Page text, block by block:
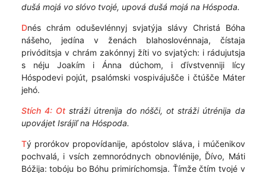
dušá mojá vo slóvo tvojé, upová dušá mojá na Hóspoda.
Dnés chrám oduševlénnyj svjatýja slávy Christá Bóha
nášeho, jedína v ženách blahoslovénnaja, čístaja
privóditsja v chrám zakónnyj žíti vo svjatých: i rádujutsja
s néju Joakím i Ánna dúchom, i ďívstvenniji lícy
Hóspodevi pojút, psalómski vospivájušče i čtúšče Máter
jehó.
Stích 4: Ot stráži útrenija do nóšči, ot stráži útrénija da
upovájet Isrájiľ na Hóspoda.
Tý prorókov propovídanije, apóstolov sláva, i múčenikov
pochvalá, i vsích zemnoródnych obnovlénije, Ďívo, Máti
Bóžija: tobóju bo Bóhu primiríchomsja. Ťímže čtím tvojé v